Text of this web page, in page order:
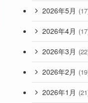
2026年5月
2026年4月
2026年3月
2026年2月
2026年1月